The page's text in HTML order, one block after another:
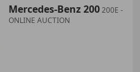
Mercedes-Benz 200200E -
ONLINE AUCTION